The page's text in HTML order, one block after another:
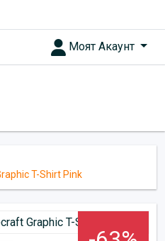
Моят Акаунт
T-Shirt Pink